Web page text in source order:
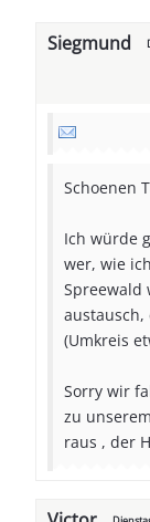
Siegmund
Schoenen
Ich würde
wer, wie
Spreewald
austausch,
(Umkreis
Sorry wir
zu
raus , der